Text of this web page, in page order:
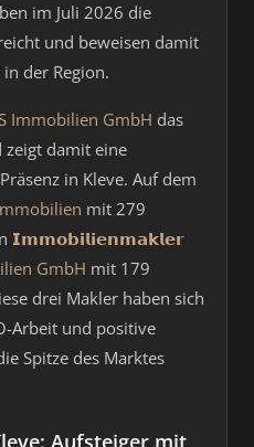
im Juli 2026 die
und beweisen damit
der Region.
Immobilien GmbH das
zeigt damit eine
in Kleve. Auf dem
mit 279
𝗜𝗺𝗺𝗼𝗯𝗶𝗹𝗶𝗲𝗻𝗺𝗮𝗸𝗹𝗲𝗿
GmbH mit 179
drei Makler haben sich
Arbeit und positive
Spitze des Marktes
Aufsteiger mit